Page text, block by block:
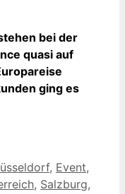
bei der
quasi auf
ging es
, Event,
, Salzburg,